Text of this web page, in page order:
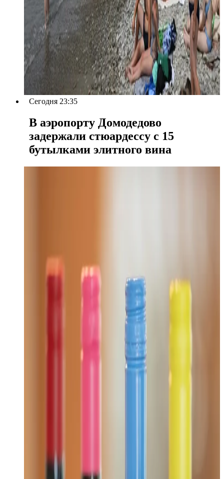
Сегодня 23:35
В аэропорту Домодедово
задержали стюардессу с 15
бутылками элитного вина